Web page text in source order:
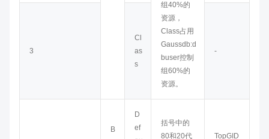
组40%的
资源，
Class占用
Gaussdb:d
buser控制
组60%的
资源。
3
Cl
as
s
-
B
D
ef
括号中的
80和20代
TopGID